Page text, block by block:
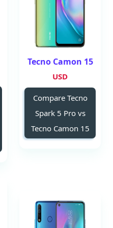
Tecno Camon 15
USD
Compare Tecno
Spark 5 Pro vs
Tecno Camon 15